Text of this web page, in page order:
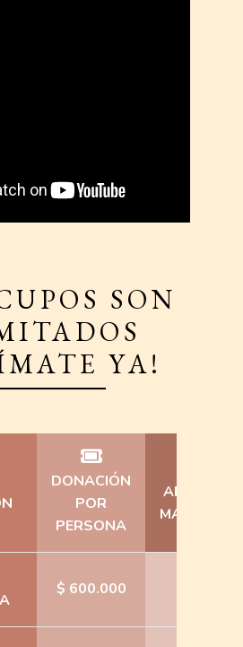
SON
YA!
DONACIÓN
POR
PERSONA
AFORO
MÁXIMO
$ 600.000